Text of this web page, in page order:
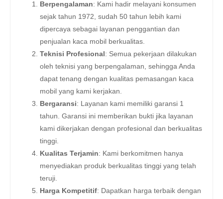
Berpengalaman: Kami hadir melayani konsumen
sejak tahun 1972, sudah 50 tahun lebih kami
dipercaya sebagai layanan penggantian dan
penjualan kaca mobil berkualitas.
Teknisi Profesional : Semua pekerjaan dilakukan
oleh teknisi yang berpengalaman, sehingga Anda
dapat tenang dengan kualitas pemasangan kaca
mobil yang kami kerjakan.
Bergaransi: Layanan kami memiliki garansi 1
tahun. Garansi ini memberikan bukti jika layanan
kami dikerjakan dengan profesional dan berkualitas
tinggi.
Kualitas Terjamin: Kami berkomitmen hanya
menyediakan produk berkualitas tinggi yang telah
teruji.
Harga Kompetitif: Dapatkan harga terbaik dengan